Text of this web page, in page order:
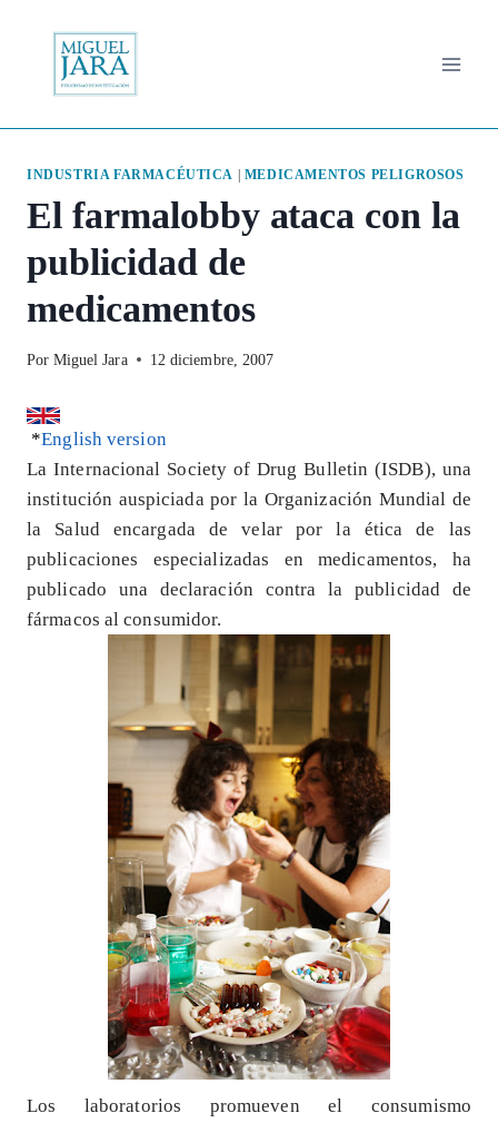
contenido
INDUSTRIA FARMACÉUTICA MEDICAMENTOS PELIGROSOS
El farmalobby ataca con la
publicidad de
medicamentos
Por Miguel Jara 12 diciembre, 2007
*English version
La Internacional Society of Drug Bulletin (ISDB), una
institución auspiciada por la Organización Mundial de
la Salud encargada de velar por la ética de las
publicaciones especializadas en medicamentos, ha
publicado una declaración contra la publicidad de
fármacos al consumidor.
Los laboratorios promueven el consumismo